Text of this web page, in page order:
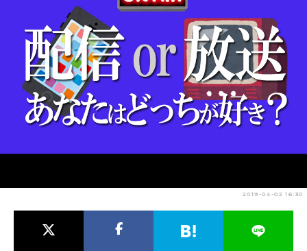
配信・Vtuber トレンド
最新記事一覧
アニメ記事一覧 声優記事一覧
アニメ映画一覧 実写化映画一覧
今期アニメ曜日別一覧
春アニメ 夏アニメ
2019-04-02 16:30